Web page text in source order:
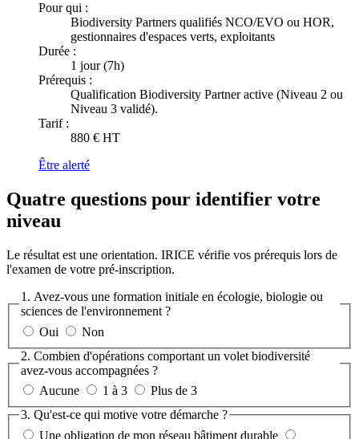
Pour qui :
Biodiversity Partners qualifiés NCO/EVO ou HOR,
gestionnaires d'espaces verts, exploitants
Durée :
1 jour (7h)
Prérequis :
Qualification Biodiversity Partner active (Niveau 2 ou
Niveau 3 validé).
Tarif :
880 € HT
Être alerté
Quatre questions pour identifier votre
niveau
Le résultat est une orientation. IRICE vérifie vos prérequis lors de
l'examen de votre pré-inscription.
1. Avez-vous une formation initiale en écologie, biologie ou
sciences de l'environnement ?
Oui
Non
2. Combien d'opérations comportant un volet biodiversité
avez-vous accompagnées ?
Aucune
1 à 3
Plus de 3
3. Qu'est-ce qui motive votre démarche ?
Une obligation de mon réseau bâtiment durable